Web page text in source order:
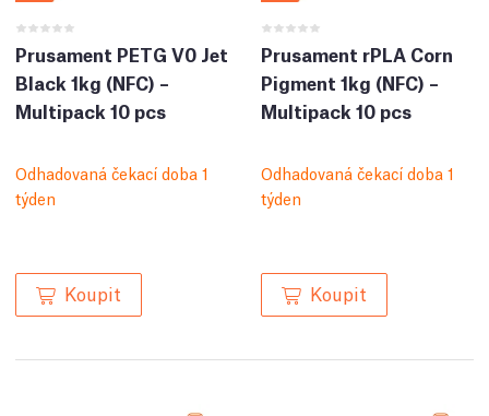
Prusament PETG V0 Jet
Black 1kg (NFC) –
Multipack 10 pcs
Odhadovaná čekací doba 1
týden
Koupit
Prusament rPLA Corn
Pigment 1kg (NFC) –
Multipack 10 pcs
Odhadovaná čekací doba 1
týden
Koupit